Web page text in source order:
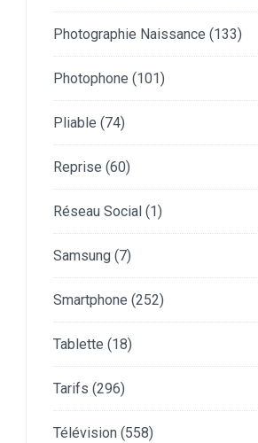
Photographie Naissance (133)
Photophone (101)
Pliable (74)
Reprise (60)
Réseau Social (1)
Samsung (7)
Smartphone (252)
Tablette (18)
Tarifs (296)
Télévision (558)